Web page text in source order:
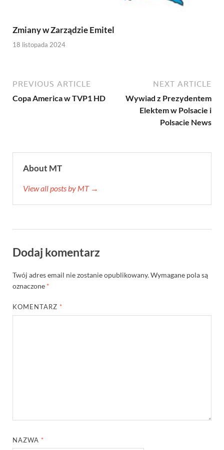
Zmiany w Zarządzie Emitel
18 listopada 2024
PREVIOUS ARTICLE
Copa America w TVP1 HD
NEXT ARTICLE
Wywiad z Prezydentem
Elektem w Polsacie i
Polsacie News
About MT
View all posts by MT →
Dodaj komentarz
Twój adres email nie zostanie opublikowany.Wymagane pola są
oznaczone *
KOMENTARZ *
NAZWA *